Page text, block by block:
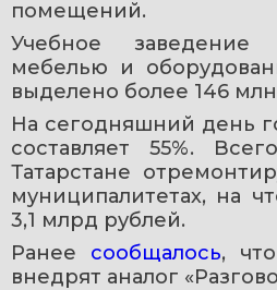
помещений.
Учебное заведение
мебелью и
выделено более 146
На сегодняшний день
составляет 55%.
Татарстане
муниципалитетах, на
3,1 млрд рублей.
Ранее сообщалось,
внедрят аналог